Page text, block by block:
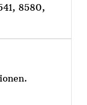
8580,